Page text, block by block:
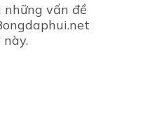
vấn đề